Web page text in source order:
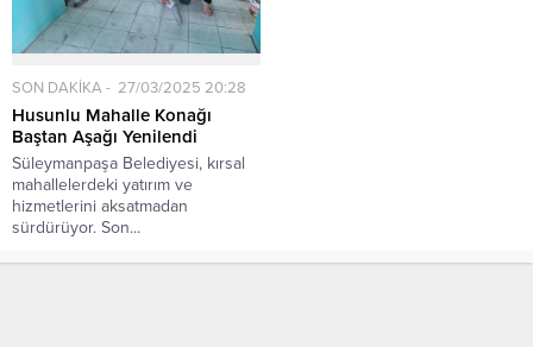
SON DAKİKA 27/03/2025 20:28
Husunlu Mahalle Konağı
Baştan Aşağı Yenilendi
Süleymanpaşa Belediyesi, kırsal
mahallelerdeki yatırım ve
hizmetlerini aksatmadan
sürdürüyor. Son...